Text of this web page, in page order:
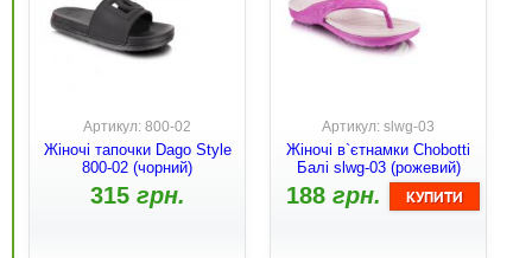
Артикул: 800-02
Жіночі тапочки Dago Style
800-02 (чорний)
315грн.
Артикул: slwg-03
Жіночі в`єтнамки Chobotti
Балі slwg-03 (рожевий)
188грн.